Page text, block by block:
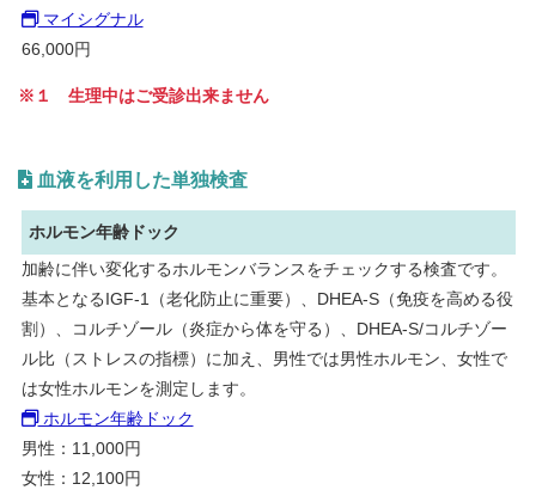
マイシグナル
66,000円
※１ 生理中はご受診出来ません
血液を利用した単独検査
ホルモン年齢ドック
加齢に伴い変化するホルモンバランスをチェックする検査です。
基本となるIGF-1（老化防止に重要）、DHEA-S（免疫を高める役
割）、コルチゾール（炎症から体を守る）、DHEA-S/コルチゾー
ル比（ストレスの指標）に加え、男性では男性ホルモン、女性で
は女性ホルモンを測定します。
ホルモン年齢ドック
男性：11,000円
女性：12,100円